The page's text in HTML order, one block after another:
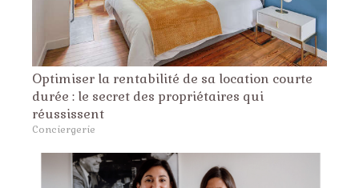
Optimiser la rentabilité de sa location courte
durée : le secret des propriétaires qui
réussissent
Conciergerie